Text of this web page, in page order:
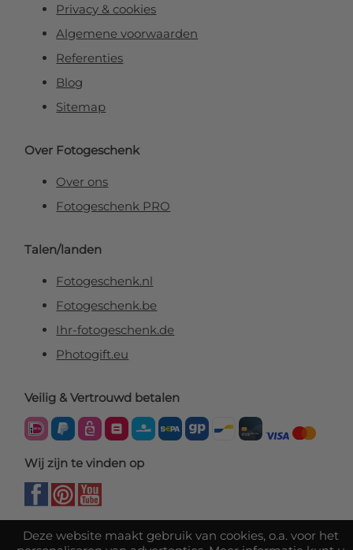
Deze website maakt gebruik van cookies, o.a. voor het
Privacy & cookies
Algemene voorwaarden
Referenties
Blog
Sitemap
Over Fotogeschenk
Over ons
Fotogeschenk PRO
Talen/landen
Fotogeschenk.nl
Fotogeschenk.be
Ihr-fotogeschenk.de
Photogift.eu
Veilig & Vertrouwd betalen
Wij zijn te vinden op